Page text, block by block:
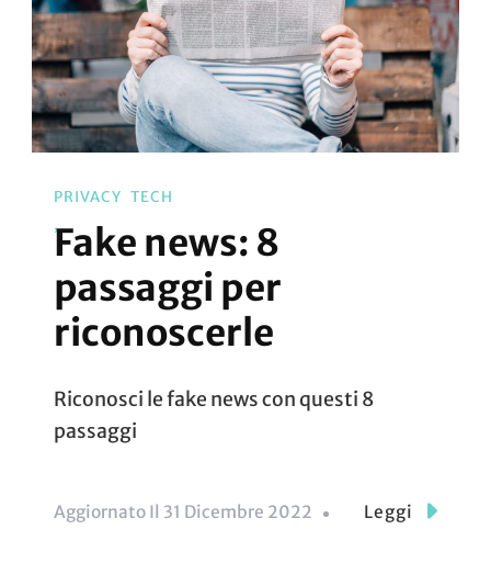
PRIVACY TECH
Fake news: 8
passaggi per
riconoscerle
Riconosci le fake news con questi 8
passaggi
Aggiornato Il 31 Dicembre 2022 Leggi